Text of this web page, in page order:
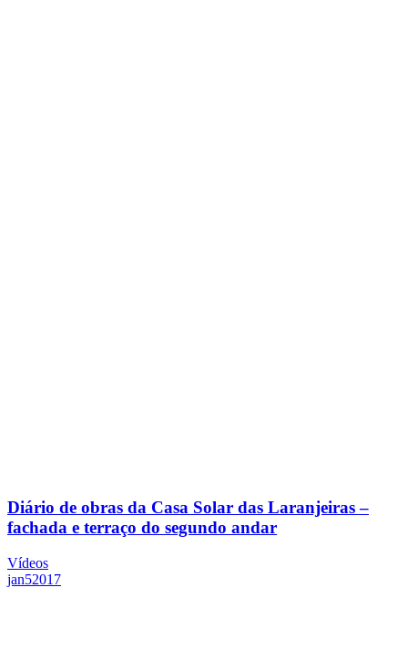
Diário de obras da Casa Solar das Laranjeiras –
fachada e terraço do segundo andar
Vídeos
jan52017